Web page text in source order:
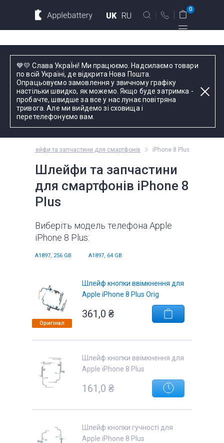
💙💛 Слава УкраЇні! Ми працюємо. Надсилаємо товари
по всій Україні, де відкрита Нова Пошта.
Опрацьовуємо замовлення у звичному графіку
настільки швидко, як можемо. Якщо буде затримка -
пробачте, швидше за все у нас лунає повітряна
тривога. Але ми вийдемо зі сховища і
перетелефонуємо вам.
UK RU
вул. Голосіївська 17, оф. 104
+38 044 339 57 83
Зворотний дзвінок
Пн-Пт:
оформлення
телефоном
0
Для планшетов
Введіть назву пристрою, модель або серію
Комплектуючі
Шлейфи та запчастини для смартфонів iPhone 8 Plus
Шлейфи та запчастини
для смартфонів iPhone 8
Plus
Виберіть модель телефона Apple
iPhone 8 Plus:
A1897, 256 GB A1897, 64 GB
Оригінал
Шлейф кнопки ввімкнення для
Apple iPhone 8 Plus Orig
361,0 ₴
Шлейф кнопки ввімкнення для
Apple iPhone 8 Plus
161,0 ₴
Шлейф кнопки гучності для
Apple iPhone 8 Plus